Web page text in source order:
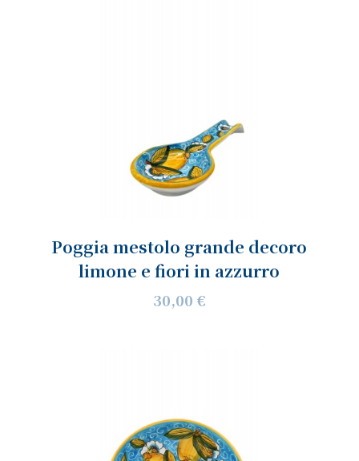
Poggia mestolo grande decoro
limone e fiori in azzurro
30,00 €